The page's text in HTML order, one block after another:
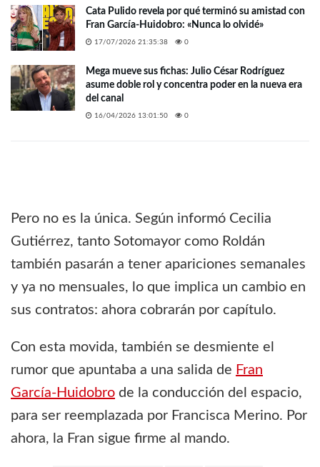
Cata Pulido revela por qué terminó su amistad con
Fran García-Huidobro: «Nunca lo olvidé»
17/07/2026 21:35:38 0
Mega mueve sus fichas: Julio César Rodríguez
asume doble rol y concentra poder en la nueva era
del canal
16/04/2026 13:01:50 0
Pero no es la única. Según informó Cecilia
Gutiérrez, tanto Sotomayor como Roldán
también pasarán a tener apariciones semanales
y ya no mensuales, lo que implica un cambio en
sus contratos: ahora cobrarán por capítulo.
Con esta movida, también se desmiente el
rumor que apuntaba a una salida de Fran
García-Huidobro de la conducción del espacio,
para ser reemplazada por Francisca Merino. Por
ahora, la Fran sigue firme al mando.